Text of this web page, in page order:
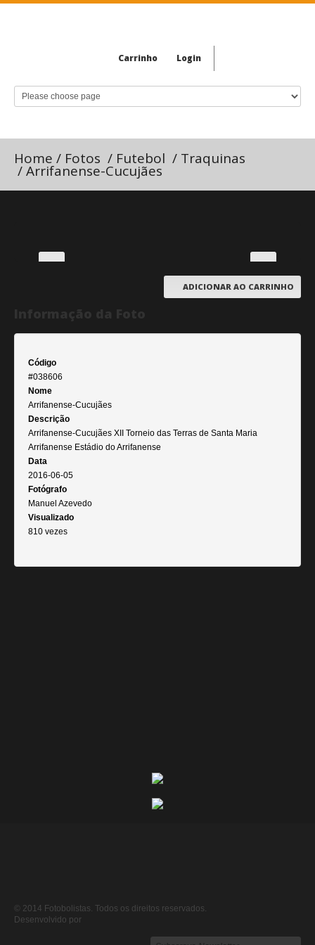
Carrinho Login
Home / Fotos / Futebol / Traquinas
/Arrifanense-Cucujães
ADICIONAR AO CARRINHO
Código
#038606
Nome
Arrifanense-Cucujães
Descrição
Arrifanense-Cucujães XII Torneio das Terras de Santa Maria
Arrifanense Estádio do Arrifanense
Data
2016-06-05
Fotógrafo
Manuel Azevedo
Visualizado
810 vezes
© 2014 Fotobolistas. Todos os direitos reservados.
Desenvolvido por